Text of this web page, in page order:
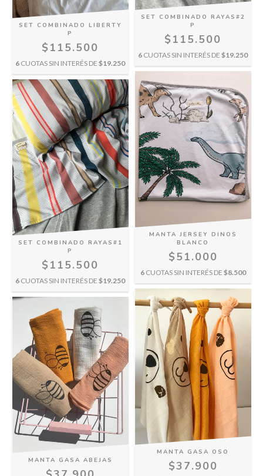
SET COMBINADO LIBERTY
P
$115.500
6 CUOTAS SIN INTERÉS DE $19.250
SET COMBINADO RAYAS#2
P
$115.500
6 CUOTAS SIN INTERÉS DE $19.250
SET COMBINADO RAYAS#1
P
$115.500
6 CUOTAS SIN INTERÉS DE $19.250
MANTA JERSEY DINOS
BLANCO
$51.000
6 CUOTAS SIN INTERÉS DE $8.500
MANTA GASA ABEJAS
MANTA GASA OSO
$37.900